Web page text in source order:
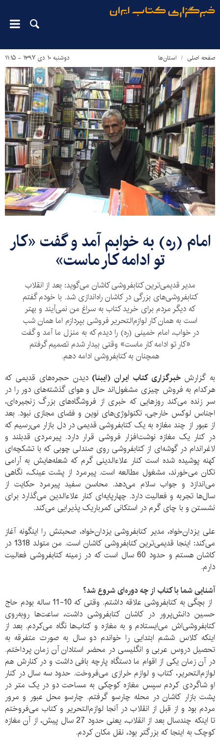
صفحه اصلی استان‌ها دوشنبه ۱۰ دی ۱۳۹۷ - ۱۱:۱۵
امام (ره) به خوابم آمد و گفت «کار
تو ادامه کار ماست»
مدیر قدیمی‌ترین کتابفروشی کاشان می‌گوید: بعد از انقلاب
کتابفروشی‌های بزرگی در کاشان راه‌اندازی شد. با خودم گفتم
که دیگر مردم برای خرید کتاب به سراغ من نمی‌آیند و بهتر
است به همان کار لوازم‌التحریر فروشی بپردازم اما همان شب
در خواب، امام خمینی (ره) را دیدم که به منزل ما آمد و گفت
«کار تو ادامه کار ماست» وقتی بیدار شدم تصمیم گرفتم
همچنان به کتابفروشی ادامه دهم.
به گزارش خبرگزاری کتاب ایران (ایبنا) دیدن حجره‌های قدیمی که
هرکدام به فروش چیزی مشغول‌اند حال و هوای گذشته‌های دور را در
سر زنده می‌کند روزهایی که خبری از فروشگاه‌های بزرگ زنجیره‌ای،
اجناس لوکس خارجی، تکنولوژی‌های نوین و فضای مجازی نبود. بعد
از عبور از چند مغازه به یک کتابفروشی قدیمی در دل بازار می‌رسیم که
در کنار یک مغازه نوشت‌افزار فروشی قرار دارد. پیرمردی قدبلند و
لاغراندام در گوشه‌ای از کتابفروشی روی صندلی چوبی که با تشکچه‌ای
کهنه پوشیده شده است کنار علاءالدینی گرم که شعله‌هایش به آرامی
تکان می‌خورند، مشغول مطالعه است. پیرمرد از پشت عینک، نگاهی
می‌اندازد و جواب سلام می‌دهد. محاسن سفید پیرمرد حکایت از
سال‌ها تجربه و فعالیت دارد. چهارپایه‌ای کنار علاءالدین می‌گذارد برای
نشستن و با چای گرم در استکانی کمرباریک پذیرایی می‌کند.
علی یزدان‌خواه، مدیر کتابفروشی یزدان‌خواه، صحبتش را اینگونه آغاز
می‌کند: اینجا قدیمی‌ترین کتابفروشی کاشان است. من متولد 1318 در
کاشان هستم و حدود 60 سال است که در زمینه کتابفروشی فعالیت
دارم.
آشنایی شما با کتاب از چه دوره‌ای شروع شد؟
از بچگی به کتابفروشی علاقه‌ داشتم. وقتی که 10-11 ساله بودم حاج
حسین دانش‌پرور در کاشان کتابفروشی داشت، ساعت‌ها روبه‌روی
کتابفروشی‌اش می‌ایستادم و به مغازه و کتاب‌ها نگاه می‌کردم. بعد از
اینکه کلاس ششم ابتدایی را خواندم دو سال به صورت متفرقه به
تحصیل دروس عربی و انگلیسی در محضر استادان آن زمان پرداختم.
در آن زمان یکی از اقوام ما دستگاه پارچه بافی داشت و در کنارش هم
لوازم‌التحریر، کتاب و لوازم خرازی می‌فروخت. حدود سه سال در کنار
او شاگردی کردم سپس مغازه کوچکی به مساحت دو در یک متر در
پشت بازار کاشان در محله چارسو گرفتم. چارسو محل عبور و مرور
مردم بود و از قبل از انقلاب در آنجا لوازم‌التحریر و کتاب می‌فروختم
تا اینکه چندسال بعد از انقلاب، یعنی حدود 27 سال پیش، از آن مغازه
کوچک به اینجا که بزرگتر بود، نقل مکان کردم.